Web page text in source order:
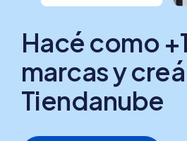
Hacé como
marcas y
Tiendanube